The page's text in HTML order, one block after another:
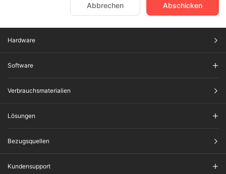
Abbrechen Abschicken​
Hardware
Software
Verbrauchsmaterialien
Lösungen
Bezugsquellen
Kundensupport